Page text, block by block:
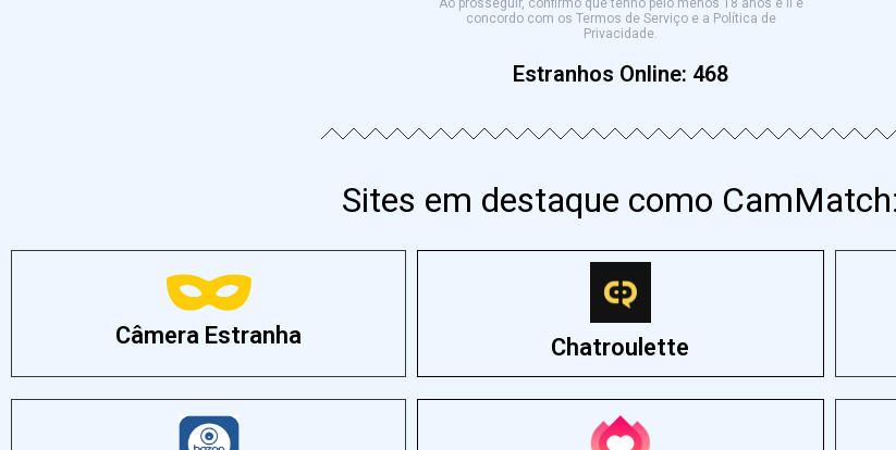
Ao prosseguir, confirmo que tenho pelo menos 18 anos e li e
concordo com os Termos de Serviço e a Política de
Privacidade.
Estranhos Online: 468
Sites em destaque como
Câmera Estranha Chatroulette